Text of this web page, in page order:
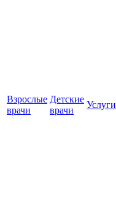
Взрослые
врачи
Детские
врачи
Услуги